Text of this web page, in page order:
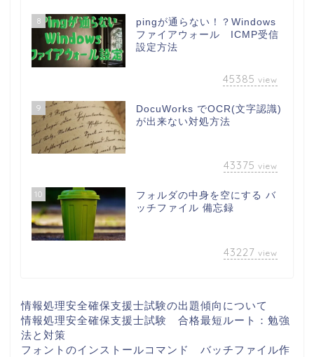
8
pingが通らない！？Windows
ファイアウォール ICMP受信
設定方法
45385 view
9
DocuWorks でOCR(文字認識)
が出来ない対処方法
43375 view
10
フォルダの中身を空にする バ
ッチファイル 備忘録
43227 view
情報処理安全確保支援士試験の出題傾向について
情報処理安全確保支援士試験 合格最短ルート：勉強
法と対策
フォントのインストールコマンド バッチファイル作